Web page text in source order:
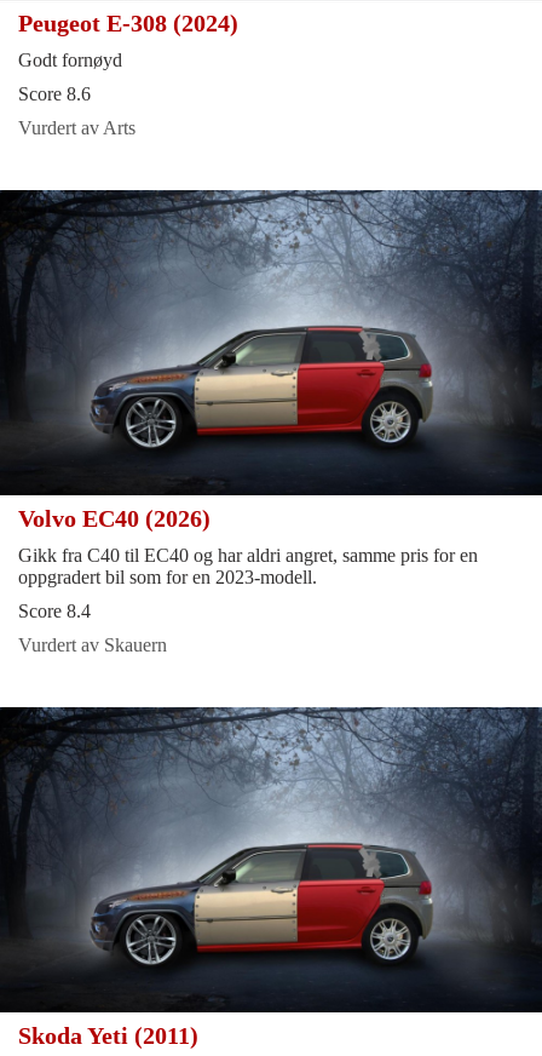
Peugeot E-308 (2024)
Godt fornøyd
Score 8.6
Vurdert av Arts
Volvo EC40 (2026)
Gikk fra C40 til EC40 og har aldri angret, samme pris for en
oppgradert bil som for en 2023-modell.
Score 8.4
Vurdert av Skauern
Skoda Yeti (2011)